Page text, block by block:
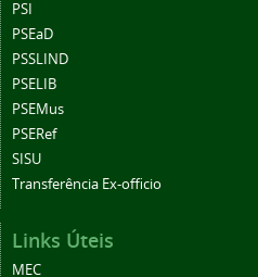
PSI
PSEaD
PSSLIND
PSELIB
PSEMus
PSERef
SISU
Transferência Ex-officio
Links Úteis
MEC